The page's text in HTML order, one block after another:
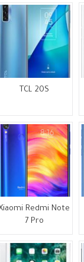
TCL 20S
Redmi Note
7 Pro